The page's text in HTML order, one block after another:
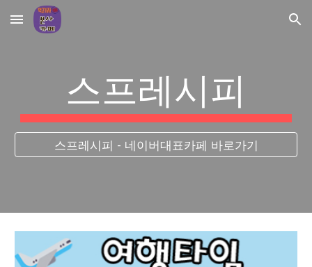
Skip to main content Skip to navigation
스프레시피
스프레시피 - 네이버대표카페 바로가기